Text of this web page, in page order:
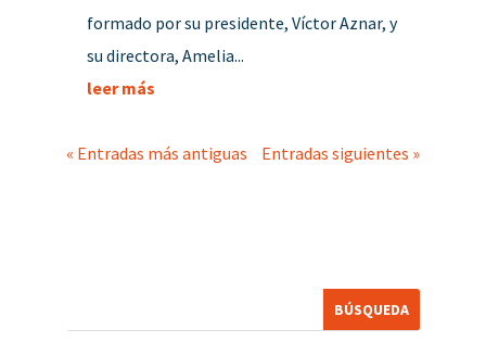
formado por su presidente, Víctor Aznar, y
su directora, Amelia...
leer más
« Entradas más antiguas Entradas siguientes »